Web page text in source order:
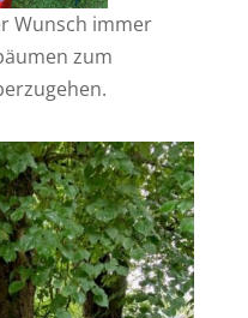
Wunsch immer
zum